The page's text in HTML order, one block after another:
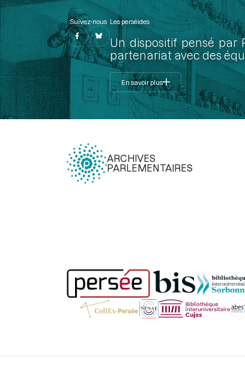
Suivez-nous Les perséides
Un dispositif pensé par
partenariat avec des
En savoir plus
ARCHIVES
PARLEMENTAIRES
Légal